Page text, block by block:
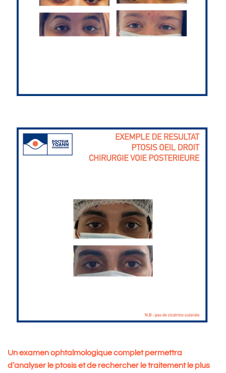
Un examen ophtalmologique complet permettra
d’analyser le ptosis et de rechercher le traitement le plus